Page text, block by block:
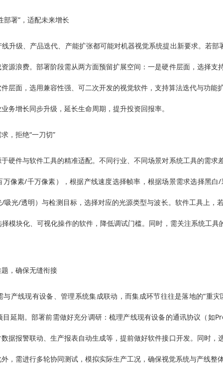
部署”，适配未来增长
升级、产品迭代、产能扩张都可能对机器视觉系统提出新要求。若
源浪费。部署阶段需从两方面预留扩展空间：一是硬件层面，选择
层面，选用兼容性强、可二次开发的视觉软件，支持算法迭代与功
务增长同步升级，延长生命周期，提升投资回报率。
，拒绝“一刀切”
硬件与软件工具的精准适配。不同行业、不同场景对系统工具的需
像素/千万像素），根据产线速度选择帧率，根据场景需求选择黑
吸光/透明）与检测目标，选择对应的光源类型与波长。软件工具上
模块化、可视化操作的软件，降低调试门槛。同时，需关注系统工
，确保无缝衔接
与产线现有设备、管理系统集成联动，而集成环节往往是落地的“重
目延期。部署前需做好充分调研：梳理产线现有设备的通讯协议（
据报警联动、生产报表自动生成等，提前做好软件接口开发。同时
，需进行多轮协同测试，模拟实际生产工况，确保视觉系统与产线整